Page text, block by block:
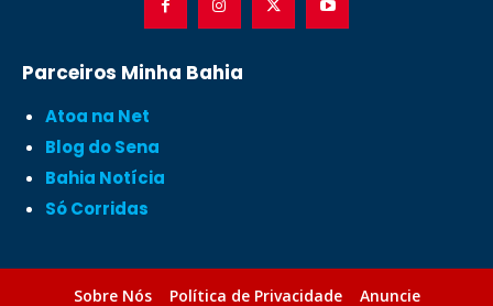
Parceiros Minha Bahia
Atoa na Net
Blog do Sena
Bahia Notícia
Só Corridas
Sobre Nós Política de Privacidade Anuncie